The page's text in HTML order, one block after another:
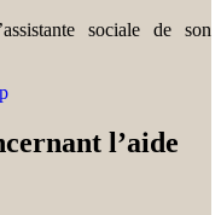
sociale de son
l’aide